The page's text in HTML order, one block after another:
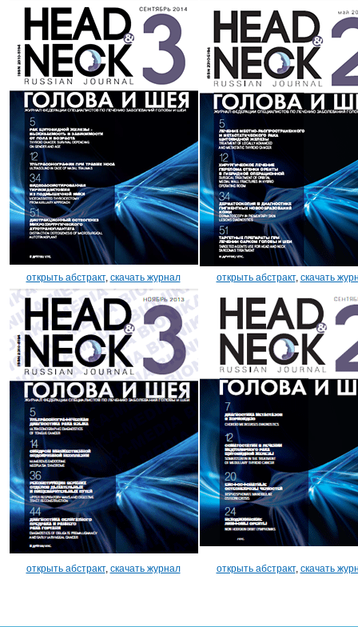
открыть абстракт, скачать журнал открыть абстракт, скачать
открыть абстракт, скачать журнал открыть абстракт, скачать